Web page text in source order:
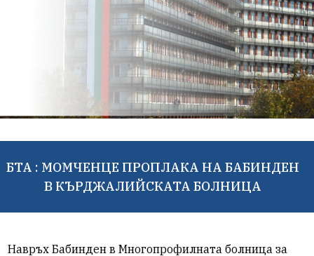
БТА : МОМЧЕНЦЕ ПРОПЛАКА НА БАБИНДЕН
В КЪРДЖАЛИЙСКАТА БОЛНИЦА
Навръх Бабинден в Многопрофилната болница за